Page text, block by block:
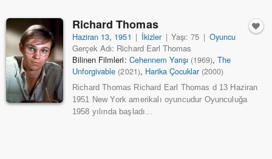
Richard Thomas
Haziran 13, 1951 | İkizler | Yaşı: 75 | Oyuncu
Gerçek Adı: Richard Earl Thomas
Bilinen Filmleri: Cehennem Yarışı (1969),The
Unforgivable (2021), Harika Çocuklar (2000)
Richard Thomas Richard Earl Thomas d 13 Haziran
1951 New York amerikalı oyuncudur Oyunculuğa
1958 yılında başladı...